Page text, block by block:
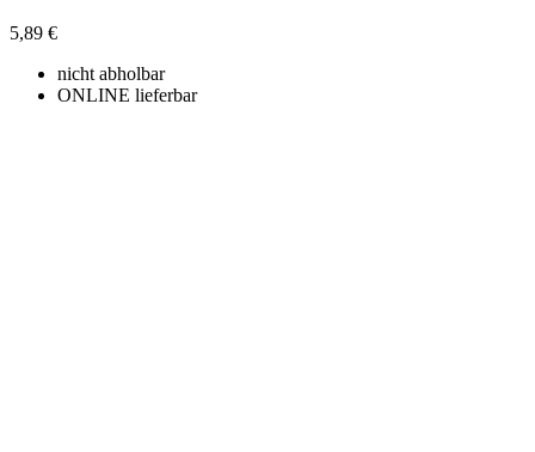
5,89 €
nicht abholbar
ONLINE lieferbar